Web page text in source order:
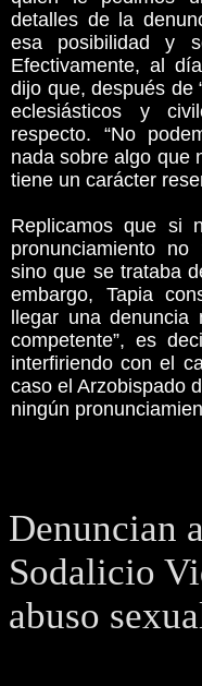
detalles de la
esa posibilidad y
Efectivamente, al
dijo que, después de
eclesiásticos y
respecto. “No
nada sobre algo que
tiene un carácter
Replicamos que si
pronunciamiento
sino que se trataba
embargo, Tapia
llegar una
competente”, es
interfiriendo con el
caso el Arzobispado
ningún
Denuncian
Sodalicio
abuso